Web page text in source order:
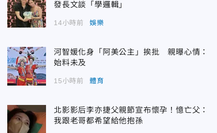
發長文談「學邏輯」
14小時前 娛樂
河智媛化身「阿美公主」挨批 親曝心情：
始料未及
15小時前 體育
北影影后李亦捷父親節宣布懷孕！憶亡父：
我跟老哥都希望給他抱孫